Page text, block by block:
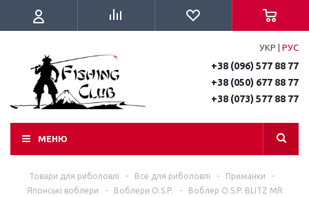
УКР РУС
+38 (096) 577 88 77
+38 (050) 677 88 77
+38 (073) 577 88 77
МЕНЮ
Товари для риболовлі - Все для риболовлі - Приманки
-
Японські воблери
- Воблери O.S.P. - Воблер O.S.P. BLITZ MR